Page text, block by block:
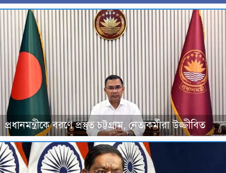
প্রধানমন্ত্রীকে বরণে প্রস্তুত চট্টগ্রাম, নেতাকর্মীরা উজ্জীবিত